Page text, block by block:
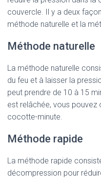
couvercle. Il y a deux
méthode naturelle et la
Méthode naturelle
La méthode naturelle
du feu et à laisser la
peut prendre de 10 à 15
est relâchée, vous pouvez
cocotte-minute.
Méthode rapide
La méthode rapide
décompression pour